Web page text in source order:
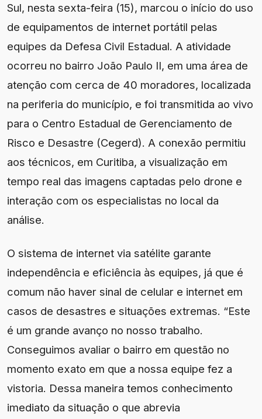
Sul, nesta sexta-feira (15), marcou o início do uso
de equipamentos de internet portátil pelas
equipes da Defesa Civil Estadual. A atividade
ocorreu no bairro João Paulo II, em uma área de
atenção com cerca de 40 moradores, localizada
na periferia do município, e foi transmitida ao vivo
para o Centro Estadual de Gerenciamento de
Risco e Desastre (Cegerd). A conexão permitiu
aos técnicos, em Curitiba, a visualização em
tempo real das imagens captadas pelo drone e
interação com os especialistas no local da
análise.
O sistema de internet via satélite garante
independência e eficiência às equipes, já que é
comum não haver sinal de celular e internet em
casos de desastres e situações extremas. “Este
é um grande avanço no nosso trabalho.
Conseguimos avaliar o bairro em questão no
momento exato em que a nossa equipe fez a
vistoria. Dessa maneira temos conhecimento
imediato da situação o que abrevia